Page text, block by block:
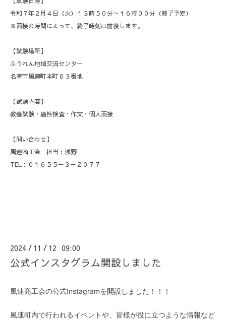
令和７年２月４日（火）１３時５０分～１６時００分（終了予定）
※面接の時間によって、終了時刻は前後します。
【試験場所】
ふうれん地域交流センター
名寄市風連町本町６３番地
【試験内容】
教養試験・適性検査・作文・個人面接
【問い合わせ】
風連商工会 担当：浅野
TEL：０１６５５－３－２０７７
2024 / 11 / 12 09:00
公式インスタグラム開設しました
風連商工会の公式Instagramを開設しました！！！
風連町内で行われるイベントや、皆様が役に立つような情報など